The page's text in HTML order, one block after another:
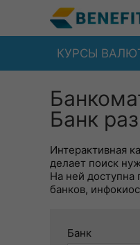
КУРСЫ
Банк
Интерактивная
делает поиск
На ней доступна
банков,
Банк